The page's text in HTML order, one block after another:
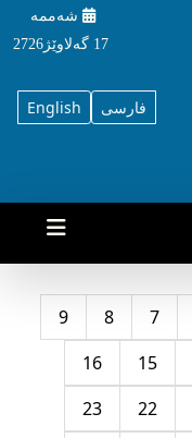
شه‌ممه‌
17 گه‌لاوێژ2726
English فارسی
7
8
9
15
16
22
23